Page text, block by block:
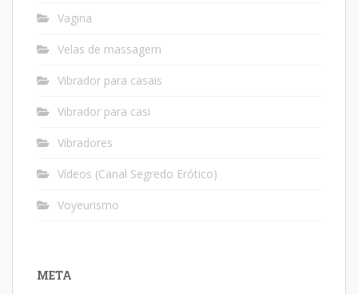
Vagina
Velas de massagem
Vibrador para casais
Vibrador para casi
Vibradores
Vídeos (Canal Segredo Erótico)
Voyeurismo
META